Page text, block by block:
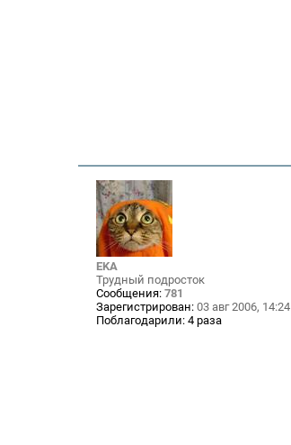
EKA
Трудный подросток
Сообщения: 781
Зарегистрирован: 03 авг 2006, 14:24
Поблагодарили: 4 раза